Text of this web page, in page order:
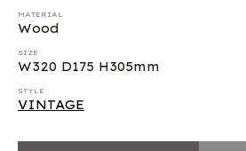
MATERIAL
Wood
SIZE
W320 D175 H305mm
STYLE
VINTAGE